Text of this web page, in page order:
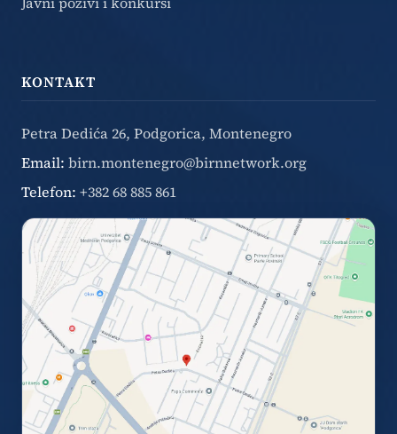
KONTAKT
Petra Dedića 26, Podgorica, Montenegro
Email: birn.montenegro@birnnetwork.org
Telefon: +382 68 885 861